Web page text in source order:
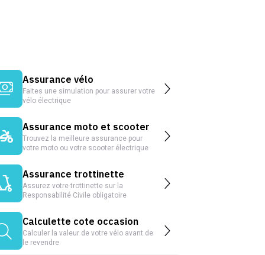
Assurance vélo
Faites une simulation pour assurer votre
vélo électrique
Assurance moto et scooter
Trouvez la meilleure assurance pour
votre moto ou votre scooter électrique
Assurance trottinette
Assurez votre trottinette sur la
Responsabilité Civile obligatoire
Calculette cote occasion
Calculer la valeur de votre vélo avant de
le revendre